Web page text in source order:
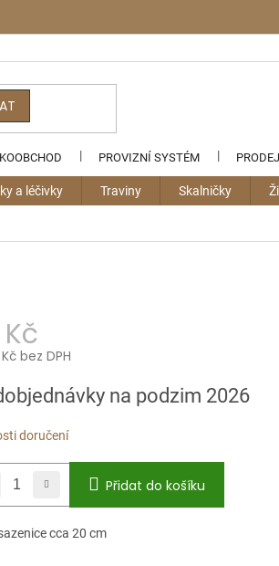
PROVIZNÍ SYSTÉM
a léčivky Traviny Skalničky
bez DPH
na podzim 2026
doručení
Přidat do košíku
cca 20 cm